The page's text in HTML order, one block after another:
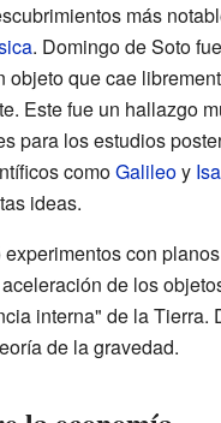
más
. Domingo de Soto
objeto que cae
Este fue un hallazgo
para los estudios
comoGalileoy
ideas.
con
de los
interna" de la Tierra.
de la gravedad.